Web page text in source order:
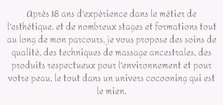
Après 18 ans d'expérience dans le métier de
l'esthétique, et de nombreux stages et formations tout
au long de mon parcours, je vous propose des soins de
qualité, des techniques de massage ancestrales, des
produits respectueux pour l'environnement et pour
votre peau, le tout dans un univers cocooning qui est
le mien.